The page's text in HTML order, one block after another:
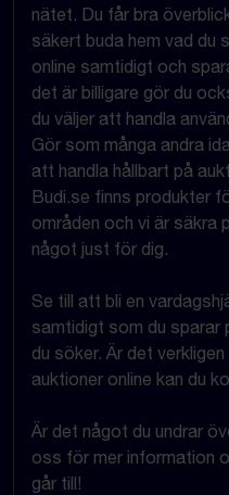
nätet. Du får bra
säkert buda hem vad du
online samtidigt och
det är billigare gör du
du väljer att handla
Gör som många andra
att handla hållbart på
Budi.se finns produkter
områden och vi är säkra
något just för dig.
Se till att bli en
samtidigt som du sparar
du söker. Är det
auktioner online kan du
Är det något du undrar
oss för mer information
går till!